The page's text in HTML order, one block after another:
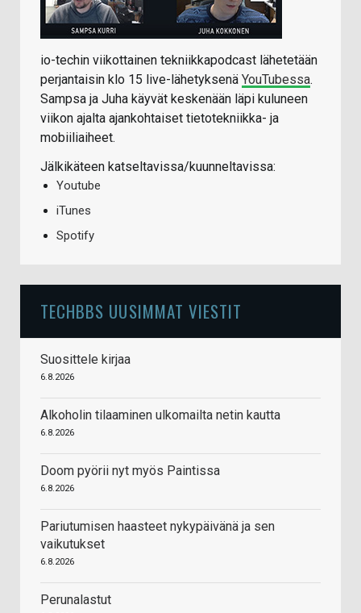
io-techin viikottainen tekniikkapodcast lähetetään
perjantaisin klo 15 live-lähetyksenä YouTubessa.
Sampsa ja Juha käyvät keskenään läpi kuluneen
viikon ajalta ajankohtaiset tietotekniikka- ja
mobiiliaiheet.
Jälkikäteen katseltavissa/kuunneltavissa:
Youtube
iTunes
Spotify
TECHBBS UUSIMMAT VIESTIT
Suosittele kirjaa
6.8.2026
Alkoholin tilaaminen ulkomailta netin kautta
6.8.2026
Doom pyörii nyt myös Paintissa
6.8.2026
Pariutumisen haasteet nykypäivänä ja sen
vaikutukset
6.8.2026
Perunalastut